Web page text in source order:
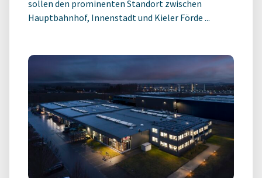
sollen den prominenten Standort zwischen
Hauptbahnhof, Innenstadt und Kieler Förde ...